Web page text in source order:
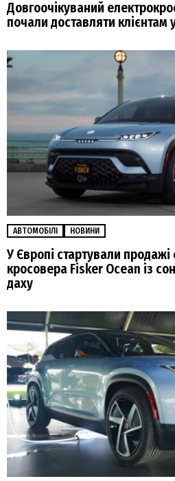
Довгоочікуваний
почали доставляти клієнтам
АВТОМОБІЛІ НОВИНИ
У Європі стартували
кросовера Fisker Ocean із
даху